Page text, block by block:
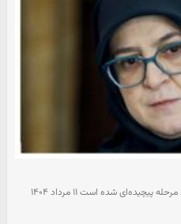
مهاجرانی: گفت‌وگو با تروئیکای اروپایی وارد مرحله پیچیده‌ای شده است ۱۱ مرداد ۱۴۰۴